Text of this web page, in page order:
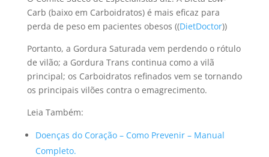
Carb (baixo em Carboidratos) é mais eficaz para
perda de peso em pacientes obesos ((DietDoctor))
Portanto, a Gordura Saturada vem perdendo o rótulo
de vilão; a Gordura Trans continua como a vilã
principal; os Carboidratos refinados vem se tornando
os principais vilões contra o emagrecimento.
Leia Também:
Doenças do Coração – Como Prevenir – Manual
Completo.